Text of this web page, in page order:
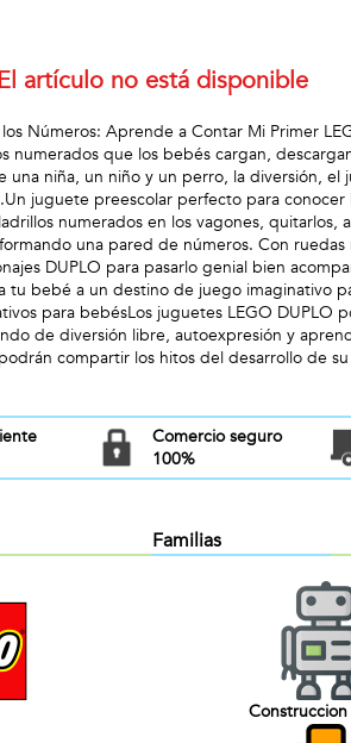
El artículo no está disponible
Números: Aprende a Contar Mi Primer
numerados que los bebés cargan,
una niña, un niño y un perro, la diversión, el
juguete preescolar perfecto para conocer
numerados en los vagones, quitarlos,
una pared de números. Con
DUPLO para pasarlo genial bien
tu bebé a un destino de juego imaginativo
para bebésLos juguetes LEGO DUPLO
de diversión libre, autoexpresión y
compartir los hitos del desarrollo de
Comercio seguro
100%
Familias
Construccion